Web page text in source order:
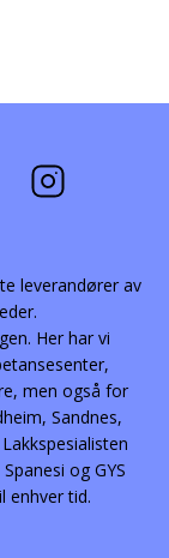
leverandører av
Her har vi
men også for
Sandnes,
og GYS
enhver tid.